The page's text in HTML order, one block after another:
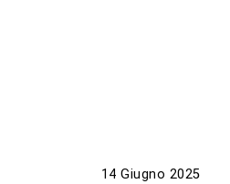
14 Giugno 2025